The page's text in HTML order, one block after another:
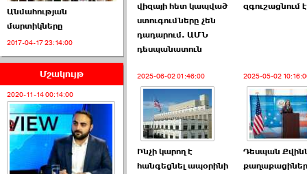
ՍԴ-ն հուլիսի 1-ին
կհեռանա ›››
2026-07-01 00:08:00
Անմահության
մարտիկները
2017-04-17 23:14:00
Մշակույթ
2020-11-14 00:14:00
վիզայի հետ կապված
ստուգումները չեն
դադարում. ԱՄՆ
դեսպանատուն
զգուշացնում է
2025-06-02 01:46:00
Ինչի կարող է
հանգեցնել ապօրինի
2025-05-02
Դեսպան